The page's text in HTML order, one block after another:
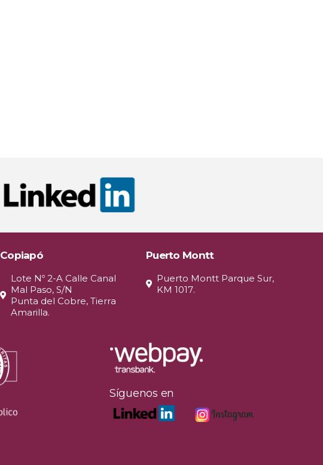
Copiapó
Lote Nº 2-A Calle Canal
Mal Paso, S/N
Punta del Cobre, Tierra
Amarilla.
Puerto Montt
Puerto Montt Parque Sur,
KM 1017.
Síguenos en